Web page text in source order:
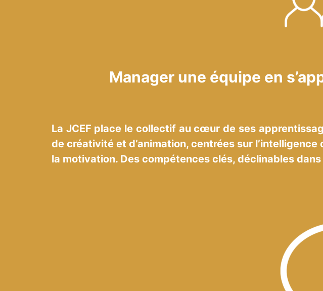
Manager une équipe en
La JCEF place le collectif au cœur de ses
de créativité et d’animation, centrées sur
la motivation. Des compétences clés, déclinables